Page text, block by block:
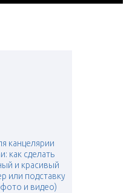
канцелярии
как сделать
и красивый
или подставку
фото и видео)